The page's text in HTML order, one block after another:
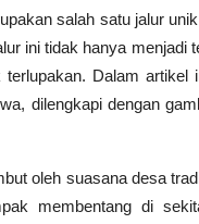
salah satu jalur
ini tidak hanya menjadi
Dalam
dilengkapi dengan
oleh suasana desa
membentang di